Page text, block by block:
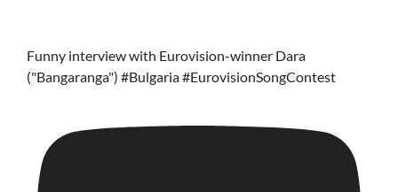
Funny interview with Eurovision-winner Dara
("Bangaranga") #Bulgaria #EurovisionSongContest